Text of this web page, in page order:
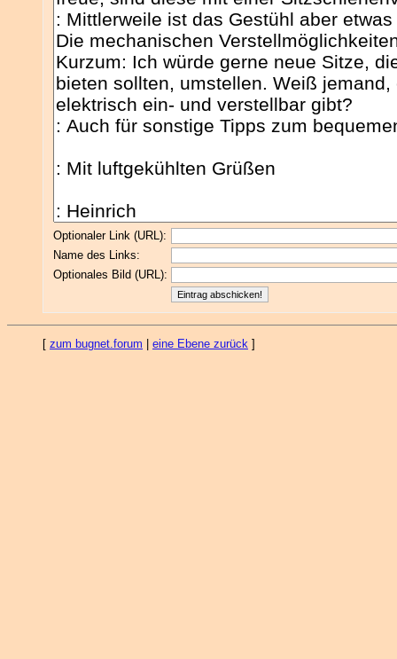
Optionaler Link (URL):
Name des Links:
Optionales Bild (URL):
[ zum bugnet.forum eine Ebene zurück ]